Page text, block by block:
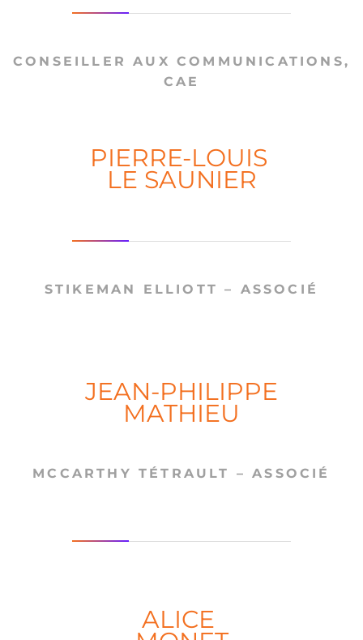
CONSEILLER AUX COMMUNICATIONS,
CAE
PIERRE-LOUIS
LE SAUNIER
STIKEMAN ELLIOTT – ASSOCIÉ
JEAN-PHILIPPE
MATHIEU
MCCARTHY TÉTRAULT – ASSOCIÉ
ALICE